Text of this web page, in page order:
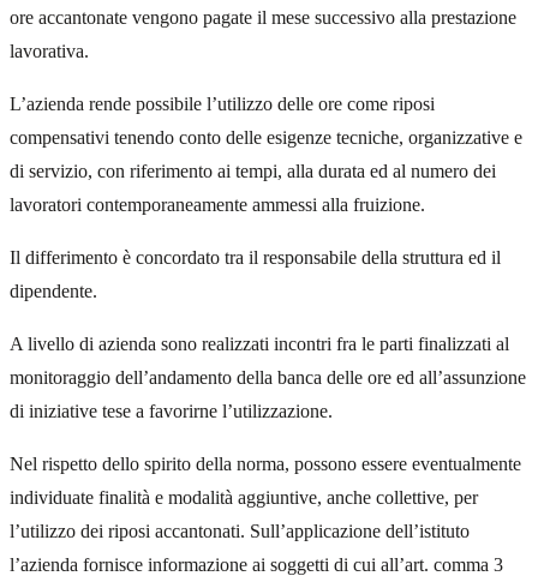
ore accantonate vengono pagate il mese successivo alla prestazione
lavorativa.
L’azienda rende possibile l’utilizzo delle ore come riposi
compensativi tenendo conto delle esigenze tecniche, organizzative e
di servizio, con riferimento ai tempi, alla durata ed al numero dei
lavoratori contemporaneamente ammessi alla fruizione.
Il differimento è concordato tra il responsabile della struttura ed il
dipendente.
A livello di azienda sono realizzati incontri fra le parti finalizzati al
monitoraggio dell’andamento della banca delle ore ed all’assunzione
di iniziative tese a favorirne l’utilizzazione.
Nel rispetto dello spirito della norma, possono essere eventualmente
individuate finalità e modalità aggiuntive, anche collettive, per
l’utilizzo dei riposi accantonati. Sull’applicazione dell’istituto
l’azienda fornisce informazione ai soggetti di cui all’art. comma 3